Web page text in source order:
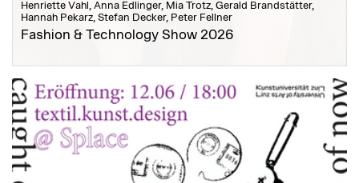
Henriette Vahl, Anna Edlinger, Mia Trotz, Gerald Brandstätter,
Hannah Pekarz, Stefan Decker, Peter Fellner
Fashion & Technology Show 2026